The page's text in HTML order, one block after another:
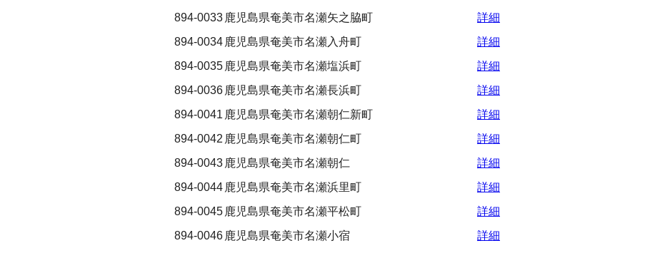
894-0033 鹿児島県奄美市名瀬矢之脇町
詳細
894-0034 鹿児島県奄美市名瀬入舟町
詳細
894-0035 鹿児島県奄美市名瀬塩浜町
詳細
894-0036 鹿児島県奄美市名瀬長浜町
詳細
894-0041 鹿児島県奄美市名瀬朝仁新町
詳細
894-0042 鹿児島県奄美市名瀬朝仁町
詳細
894-0043 鹿児島県奄美市名瀬朝仁
詳細
894-0044 鹿児島県奄美市名瀬浜里町
詳細
894-0045 鹿児島県奄美市名瀬平松町
詳細
894-0046 鹿児島県奄美市名瀬小宿
詳細